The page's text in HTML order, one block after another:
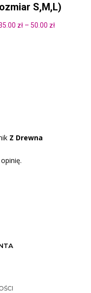
S,M,L)
zł – 50.00 złZakres
Z Drewna